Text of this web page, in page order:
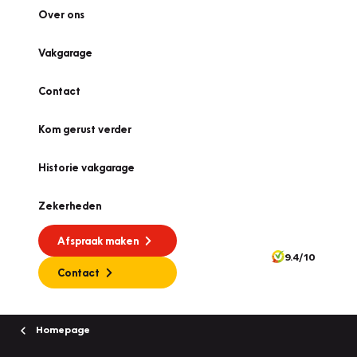
Over ons
Vakgarage
Contact
Kom gerust verder
Historie vakgarage
Zekerheden
Afspraak maken
Contact
9.4/10
Homepage